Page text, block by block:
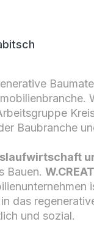
Baubranche
Bauen.
das
und sozial.